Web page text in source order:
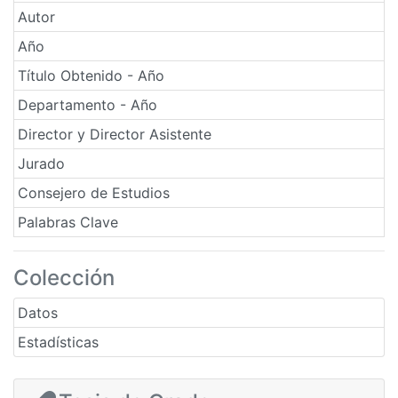
Autor
Año
Título Obtenido - Año
Departamento - Año
Director y Director Asistente
Jurado
Consejero de Estudios
Palabras Clave
Colección
Datos
Estadísticas